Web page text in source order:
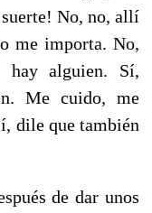
suerte! No, no, allí
me importa. No,
hay alguien. Sí,
Me cuido, me
dile que también
de dar unos